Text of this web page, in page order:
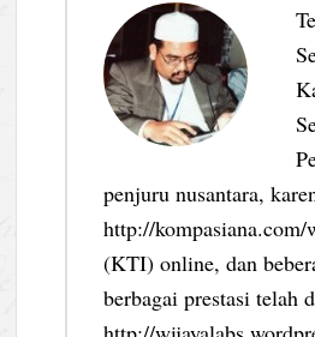
penjuru nusantara,
http://
(KTI) online, dan
berbagai prestasi telah